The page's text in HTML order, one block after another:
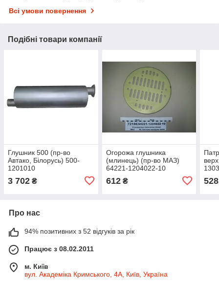
Всі умови повернення
Подібні товари компанії
Глушник 500 (пр-во
Автако, Білорусь) 500-
1201010
3 702 ₴
Огорожа глушника
(млинець) (пр-во МАЗ)
64221-1204022-10
612₴ 528
Про нас
94% позитивних з 52 відгуків за рік
Працює з 08.02.2011
м. Київ
вул. Академіка Кримського, 4А, Київ, Україна